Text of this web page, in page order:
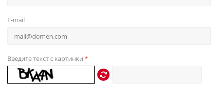
E-mail
Введите текст с картинки *